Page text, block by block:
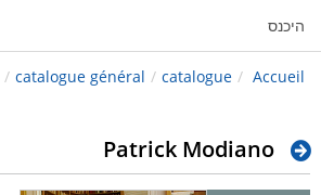
היכנס
Accueil
/
catalogue
/
catalogue général
/
Patrick Modiano